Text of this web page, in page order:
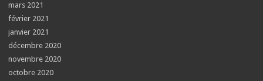
mars 2021
février 2021
janvier 2021
décembre 2020
novembre 2020
octobre 2020